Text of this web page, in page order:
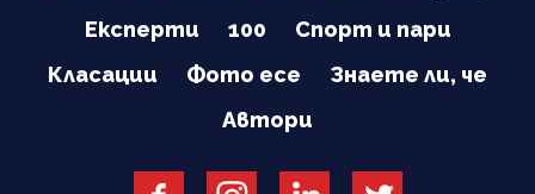
Експерти
100
Спорт и пари
Класации
Фото есе
Знаете ли, че
Автори